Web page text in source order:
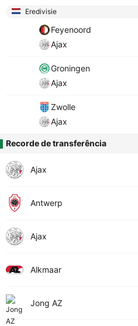
Eredivisie
Feyenoord
Ajax
Groningen
Ajax
Zwolle
Ajax
Recorde de transferência
Ajax
Antwerp
Ajax
Alkmaar
Jong AZ